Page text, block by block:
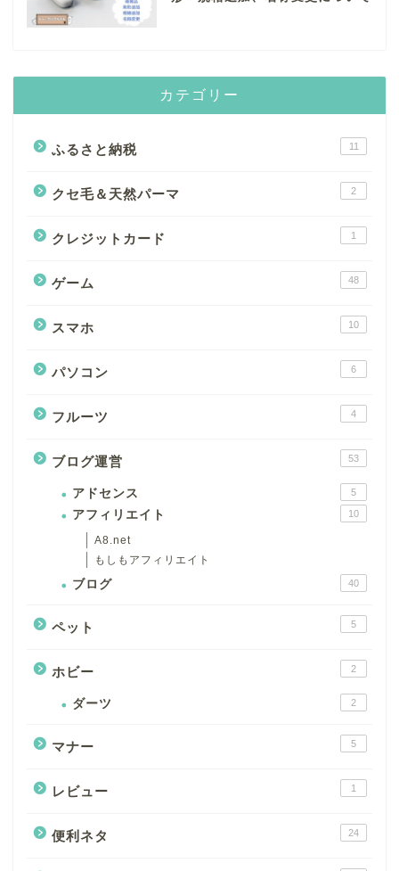
カテゴリー
ふるさと納税 11
クセ毛＆天然パーマ 2
クレジットカード 1
ゲーム 48
スマホ 10
パソコン 6
フルーツ 4
ブログ運営 53
アドセンス 5
アフィリエイト 10
A8.net
もしもアフィリエイト
ブログ 40
ペット 5
ホビー 2
ダーツ 2
マナー 5
レビュー 1
便利ネタ 24